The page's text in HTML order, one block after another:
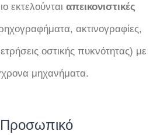
εκτελούνται απεικονιστικές
ακτινογραφίες,
οστικής πυκνότητας) με
μηχανήματα.
Προσωπικό